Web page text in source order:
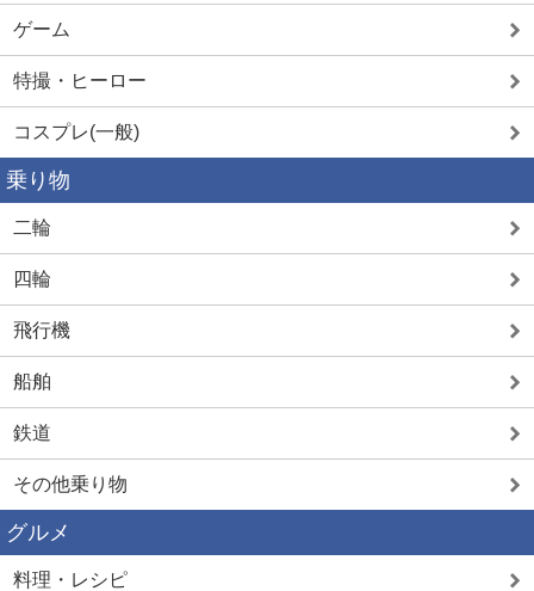
ゲーム
特撮・ヒーロー
コスプレ(一般)
乗り物
二輪
四輪
飛行機
船舶
鉄道
その他乗り物
グルメ
料理・レシピ